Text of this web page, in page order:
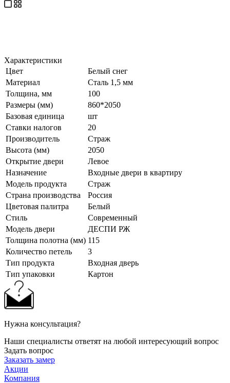
Характеристики
Цвет
Белый снег
Материал
Сталь 1,5 мм
Толщина, мм
100
Размеры (мм)
860*2050
Базовая единица
шт
Ставки налогов
20
Производитель
Страж
Высота (мм)
2050
Открытие двери
Левое
Назначение
Входные двери в квартиру
Модель продукта
Страж
Страна производства
Россия
Цветовая палитра
Белый
Стиль
Современный
Модель двери
ДЕСПИ РЖ
Толщина полотна (мм) 115
Количество петель
3
Тип продукта
Входная дверь
Тип упаковки
Картон
Нужна консультация?
Наши специалисты ответят на любой интересующий вопрос
Задать вопрос
Заказать замер
Акции
Компания